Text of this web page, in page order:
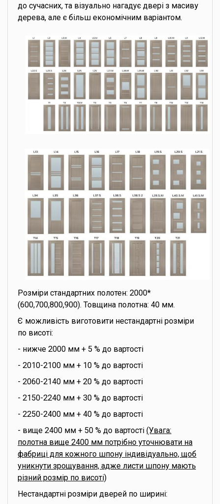
до сучасних, та візуально нагадує двері з масиву
дерева, але є більш економічним варіантом.
Розміри стандартних полотен: 2000*
(600,700,800,900). Товщина полотна: 40 мм.
Є можливість виготовити нестандартні розміри
по висоті:
- нижче 2000 мм + 5 % до вартості
- 2010-2100 мм + 10 % до вартості
- 2060-2140 мм + 20 % до вартості
- 2150-2240 мм + 30 % до вартості
- 2250-2400 мм + 40 % до вартості
- вище 2400 мм + 50 % до вартості (Увага:
полотна вище 2400 мм потрібно уточнювати на
фабриці для кожного шпону індивідуально, щоб
уникнути зрощування, адже листи шпону мають
різний розмір по висоті)
Нестандартні розміри дверей по ширині: